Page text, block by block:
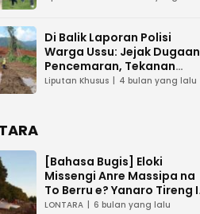
Di Balik Laporan Polisi
Warga Ussu: Jejak Dugaan
Pencemaran, Tekanan
Hukum, dan Desakan
Liputan Khusus 4 bulan yang lalu
[Bahasa Bugis] ‎Eloki
Missengi Anre Massipa na
To Berru e? Yanaro Tireng I
Tunue
LONTARA 6 bulan yang lalu